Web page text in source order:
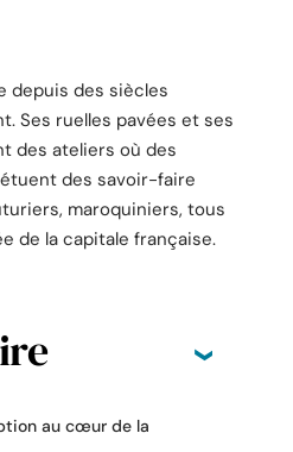
depuis des siècles
Ses ruelles pavées et ses
des ateliers où des
des savoir-faire
maroquiniers, tous
de la capitale française.
au cœur de la